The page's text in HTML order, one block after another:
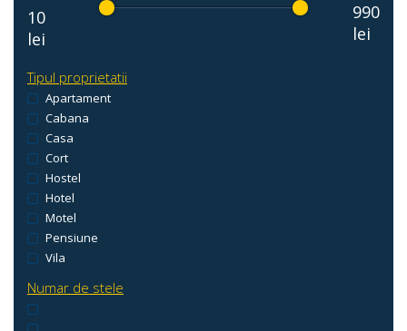
10
lei
990
lei
Tipul proprietatii
Apartament
Cabana
Casa
Cort
Hostel
Hotel
Motel
Pensiune
Vila
Numar de stele